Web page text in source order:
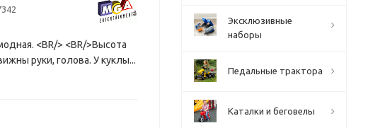
<BR/> <BR/>Высота
руки, голова. У куклы...
Эксклюзивные
наборы
Педальные трактора
Каталки и беговелы